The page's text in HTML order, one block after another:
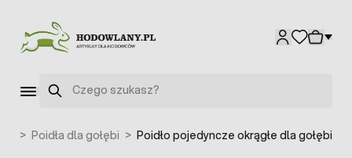
Szukaj
> Poidła dla gołębi > Poidło pojedyncze okrągłe dla gołębi